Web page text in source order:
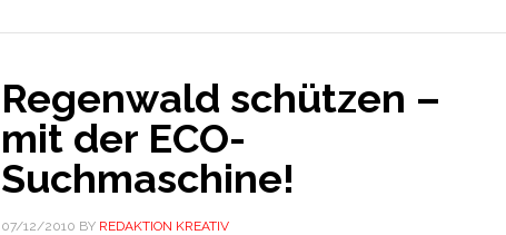
Regenwald schützen –
mit der ECO-
Suchmaschine!
07/12/2010 BY REDAKTION KREATIV